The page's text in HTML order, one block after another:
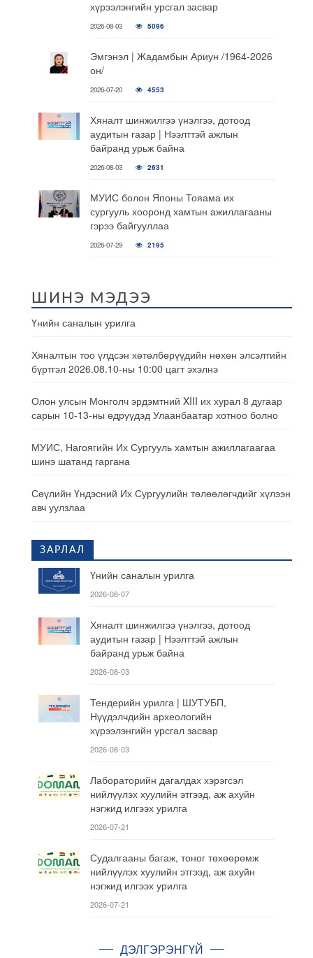
хүрээлэнгийн урсгал засвар
2026-08-03 5096
Эмгэнэл | Жадамбын Ариун /1964-2026
он/
2026-07-20 4553
Хяналт шинжилгээ үнэлгээ, дотоод
аудитын газар | Нээлттэй ажлын
байранд урьж байна
2026-08-03 2631
МУИС болон Японы Тояама их
сургууль хооронд хамтын ажиллагааны
гэрээ байгууллаа
2026-07-29 2195
ШИНЭ МЭДЭЭ
Үнийн саналын урилга
Хяналтын тоо үлдсэн хөтөлбөрүүдийн нөхөн элсэлтийн
бүртгэл 2026.08.10-ны 10:00 цагт эхэлнэ
Олон улсын Монголч эрдэмтний XIII их хурал 8 дугаар
сарын 10-13-ны өдрүүдэд Улаанбаатар хотноо болно
МУИС, Нагоягийн Их Сургууль хамтын ажиллагаагаа
шинэ шатанд гаргана
Сөүлийн Үндэсний Их Сургуулийн төлөөлөгчдийг хүлээн
авч уулзлаа
ЗАРЛАЛ
Үнийн саналын урилга
2026-08-07
Хяналт шинжилгээ үнэлгээ, дотоод
аудитын газар | Нээлттэй ажлын
байранд урьж байна
2026-08-03
Тендерийн урилга | ШУТУБП,
Нүүдэлчдийн археологийн
хүрээлэнгийн урсгал засвар
2026-08-03
Лабораторийн дагалдах хэрэгсэл
нийлүүлэх хуулийн этгээд, аж ахуйн
нэгжид илгээх урилга
2026-07-21
Судалгааны багаж, тоног төхөөрөмж
нийлүүлэх хуулийн этгээд, аж ахуйн
нэгжид илгээх урилга
2026-07-21
ДЭЛГЭРЭНГҮЙ